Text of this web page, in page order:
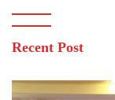
Recent Post